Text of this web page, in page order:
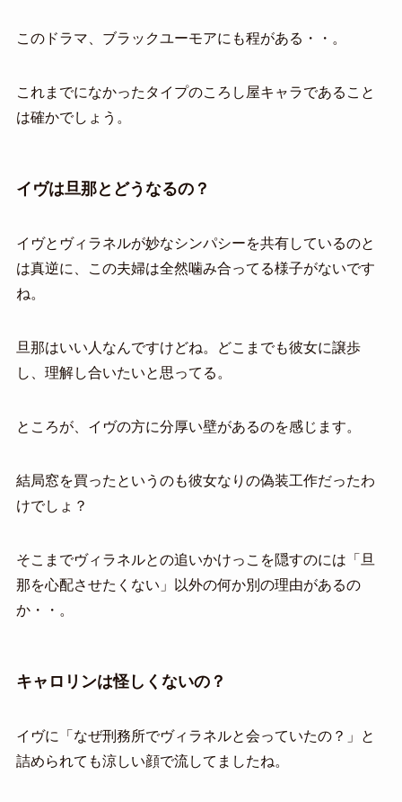
このドラマ、ブラックユーモアにも程がある・・。
これまでになかったタイプのころし屋キャラであること
は確かでしょう。
イヴは旦那とどうなるの？
イヴとヴィラネルが妙なシンパシーを共有しているのと
は真逆に、この夫婦は全然噛み合ってる様子がないです
ね。
旦那はいい人なんですけどね。どこまでも彼女に譲歩
し、理解し合いたいと思ってる。
ところが、イヴの方に分厚い壁があるのを感じます。
結局窓を買ったというのも彼女なりの偽装工作だったわ
けでしょ？
そこまでヴィラネルとの追いかけっこを隠すのには「旦
那を心配させたくない」以外の何か別の理由があるの
か・・。
キャロリンは怪しくないの？
イヴに「なぜ刑務所でヴィラネルと会っていたの？」と
詰められても涼しい顔で流してましたね。